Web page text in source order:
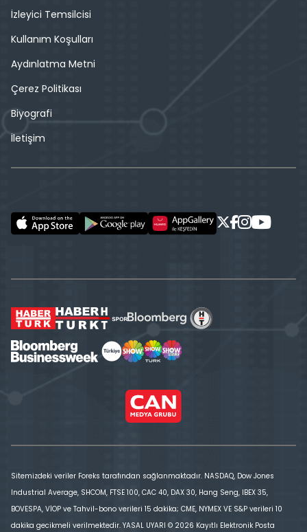
İzleyici Temsilcisi
Kullanım Koşulları
Aydınlatma Metni
Çerez Politikası
Biyografi
İletişim
Sitemizdeki veriler Foreks tarafından sağlanmaktadır. NASDAQ, Dow Jones
Industrial Average, SHCOM, FTSE 100, CAC 40, DAX 30, Hang Seng, IBEX 35,
BOVESPA, VİOP ve Tahvil-bono verileri 15 dakika; CME, NYMEX VE S&P verileri 10
dakika gecikmeli verilmektedir. YASAL UYARI © 2026 Kayıtlı Elektronik Posta